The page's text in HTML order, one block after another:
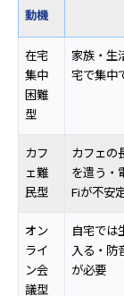
動機
在宅
集中
困難
型
家族・生
宅で集中
カフ
ェ難
民型
カフェの
を遣う・
Fiが不安
オン
ライ
ン会
議型
自宅では
入る・防
が必要